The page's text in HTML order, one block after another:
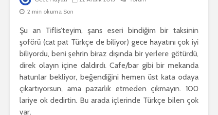
2 min okuma Son
Şu an Tiflis’teyim, şans eseri bindiğim bir taksinin
şoförü (cat pat Türkçe de biliyor) gece hayatını çok iyi
biliyordu, beni şehrin biraz dışında bir yerlere götürdü,
direk olayın içine daldırdı. Cafe/bar gibi bir mekanda
hatunlar bekliyor, beğendiğini hemen üst kata odaya
çıkartıyorsun, ama pazarlık etmeden çıkmayın. 100
lariye ok dedirtin. Bu arada içlerinde Türkçe bilen çok
var.